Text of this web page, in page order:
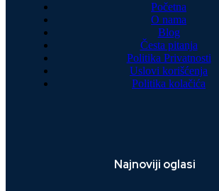
Početna
O nama
Blog
Česta pitanja
Politika Privatnosti
Uslovi korišćenja
Politika kolačića
Najnoviji oglasi